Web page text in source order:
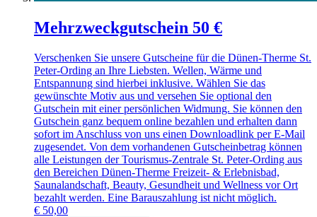
Mehrzweckgutschein 50 €
Verschenken Sie unsere Gutscheine für die Dünen-Therme St.
Peter-Ording an Ihre Liebsten. Wellen, Wärme und
Entspannung sind hierbei inklusive. Wählen Sie das
gewünschte Motiv aus und versehen Sie optional den
Gutschein mit einer persönlichen Widmung. Sie können den
Gutschein ganz bequem online bezahlen und erhalten dann
sofort im Anschluss von uns einen Downloadlink per E-Mail
zugesendet. Von dem vorhandenen Gutscheinbetrag können
alle Leistungen der Tourismus-Zentrale St. Peter-Ording aus
den Bereichen Dünen-Therme Freizeit- & Erlebnisbad,
Saunalandschaft, Beauty, Gesundheit und Wellness vor Ort
bezahlt werden. Eine Barauszahlung ist nicht möglich.
€ 50,00